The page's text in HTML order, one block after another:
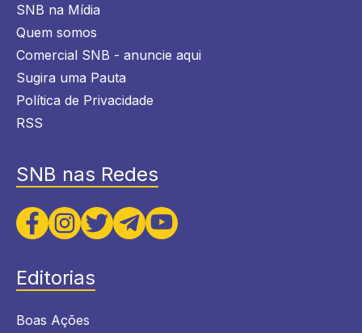
SNB na Mídia
Quem somos
Comercial SNB - anuncie aqui
Sugira uma Pauta
Política de Privacidade
RSS
SNB nas Redes
Editorias
Boas Ações